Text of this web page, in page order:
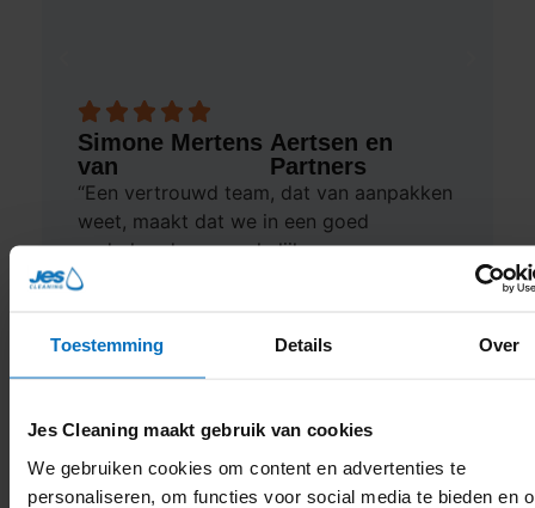
Toestemming Details Over
Jes Cleaning maakt gebruik van cookies
We gebruiken cookies om content en advertenties te
personaliseren, om functies voor social media te bieden en
Simone Mertens
van
Aertsen en
Partners
“Een vertrouwd team, dat van aanpakken
weet, maakt dat we in een goed
onderhouden en wekelijks…
Lees verder